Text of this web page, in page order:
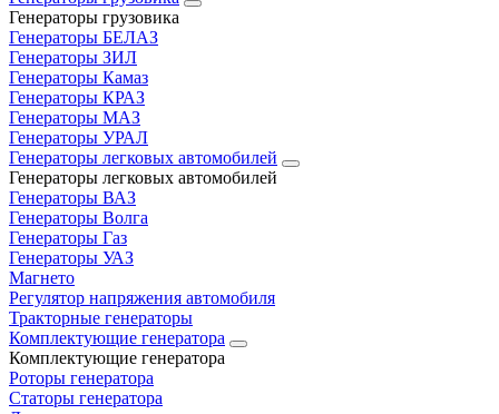
Генераторы грузовика
Генераторы БЕЛАЗ
Генераторы ЗИЛ
Генераторы Камаз
Генераторы КРАЗ
Генераторы МАЗ
Генераторы УРАЛ
Генераторы легковых автомобилей
Генераторы легковых автомобилей
Генераторы ВАЗ
Генераторы Волга
Генераторы Газ
Генераторы УАЗ
Магнето
Регулятор напряжения автомобиля
Тракторные генераторы
Комплектующие генератора
Комплектующие генератора
Роторы генератора
Статоры генератора